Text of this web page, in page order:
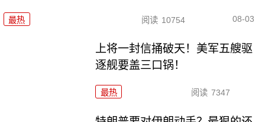
最热 阅读 10754 08-03
上将一封信捅破天！美军五艘驱
逐舰要盖三口锅！
最热 阅读 7347